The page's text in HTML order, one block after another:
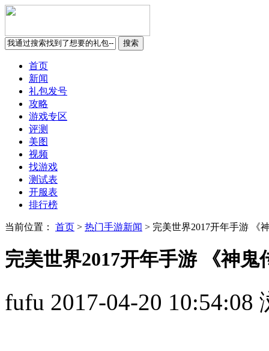
首页
新闻
礼包发号
攻略
游戏专区
评测
美图
视频
找游戏
测试表
开服表
排行榜
当前位置： 首页 > 热门手游新闻 > 完美世界2017开年手游 《
完美世界2017开年手游 《神
fufu 2017-04-20 10:54:08